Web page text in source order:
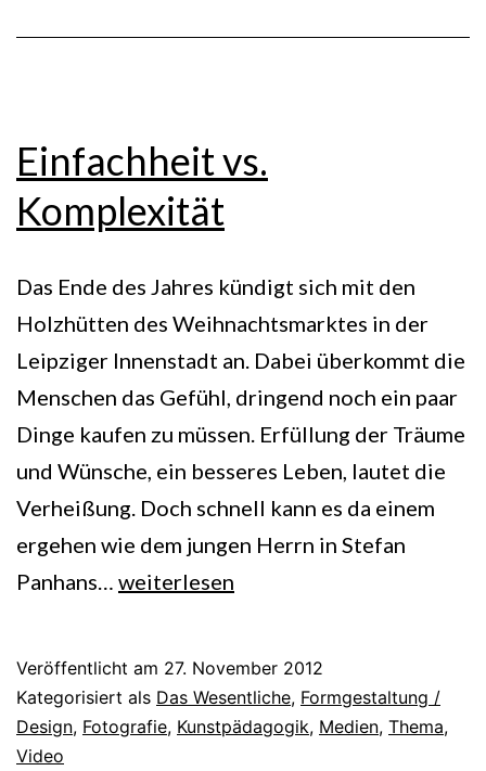
Einfachheit vs.
Komplexität
Das Ende des Jahres kündigt sich mit den
Holzhütten des Weihnachtsmarktes in der
Leipziger Innenstadt an. Dabei überkommt die
Menschen das Gefühl, dringend noch ein paar
Dinge kaufen zu müssen. Erfüllung der Träume
und Wünsche, ein besseres Leben, lautet die
Verheißung. Doch schnell kann es da einem
ergehen wie dem jungen Herrn in Stefan
Panhans… Einfachheit
weiterlesen
Veröffentlicht am 27. November 2012
Kategorisiert als Das Wesentliche, Formgestaltung /
Design, Fotografie, Kunstpädagogik, Medien, Thema,
Video